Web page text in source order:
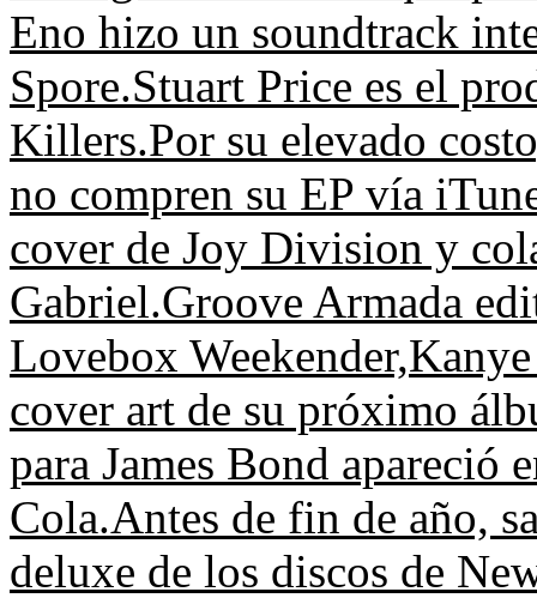
Eno hizo un soundtrack
Spore.Stuart Price es el
Killers.Por su elevado
no compren su EP vía
cover de Joy Division y
Gabriel.Groove Armada
Lovebox Weekender,
cover art de su próximo
para James Bond apareció
Cola.Antes de fin de año,
deluxe de los discos de